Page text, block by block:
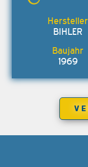
BIHLER
1969